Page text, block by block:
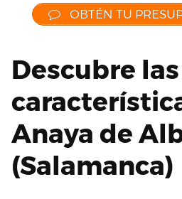
OBTÉN TU
Descubre las
Anaya de
(Salamanca)